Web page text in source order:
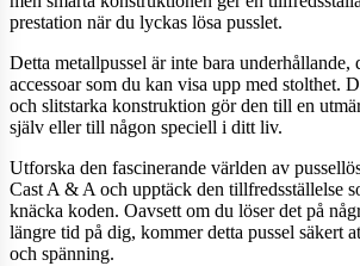
prestation när du lyckas lösa pusslet.
Detta metallpussel är inte bara underhållande,
accessoar som du kan visa upp med stolthet.
och slitstarka konstruktion gör den till en
själv eller till någon speciell i ditt liv.
Utforska den fascinerande världen av
Cast A & A och upptäck den tillfredsställelse
knäcka koden. Oavsett om du löser det på
längre tid på dig, kommer detta pussel säkert
och spänning.